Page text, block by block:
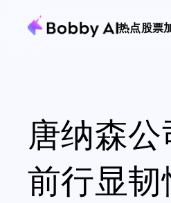
热点股票
唐纳森
前行显韧